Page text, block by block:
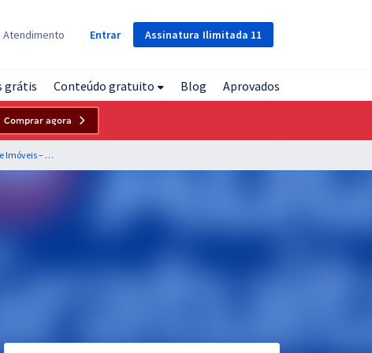
Assinatura Ilimitada 11
Atendimento Entrar
grátis Conteúdo gratuito Blog Aprovados
Comprar agora
CRECI MS - Conselho Regional dos Corretores de Imóveis – Da 14ª Região - Conhecimentos Básicos + Complementares para Todos os Cargos de Nível Superior